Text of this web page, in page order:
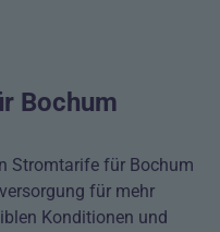
Bochum
Stromtarife für Bochum
für mehr
Konditionen und